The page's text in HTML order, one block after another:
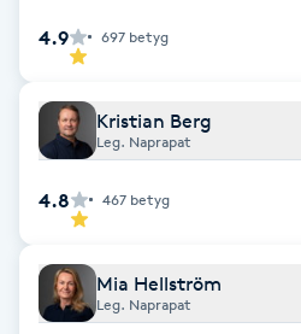
Extensions
Extensions borttagning
Eyeliner-tatuering
Face framing
4.9 697 betyg
Kristian Berg
Leg. Naprapat
4.8 467 betyg
Mia Hellström
Leg. Naprapat